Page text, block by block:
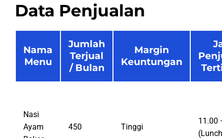
Data Penjualan
Nama
Menu
Jumlah
Terjual
/ Bulan
Margin
Keuntungan
Nasi
Ayam
450 Tinggi
11.00